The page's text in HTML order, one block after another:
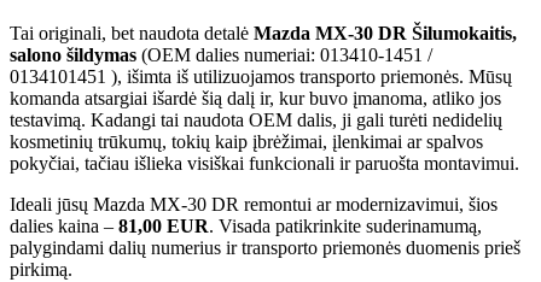
Tai originali, bet naudota detalė Mazda MX-30 DR Šilumokaitis,
salono šildymas (OEM dalies numeriai: 013410-1451 /
0134101451 ), išimta iš utilizuojamos transporto priemonės. Mūsų
komanda atsargiai išardė šią dalį ir, kur buvo įmanoma, atliko jos
testavimą. Kadangi tai naudota OEM dalis, ji gali turėti nedidelių
kosmetinių trūkumų, tokių kaip įbrėžimai, įlenkimai ar spalvos
pokyčiai, tačiau išlieka visiškai funkcionali ir paruošta montavimui.
Ideali jūsų Mazda MX-30 DR remontui ar modernizavimui, šios
dalies kaina – 81,00 EUR. Visada patikrinkite suderinamumą,
palygindami dalių numerius ir transporto priemonės duomenis prieš
pirkimą.